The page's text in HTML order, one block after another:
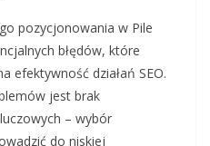
pozycjonowania w Pile
błędów, które
efektywność działań SEO.
jest brak
– wybór
do niskiej